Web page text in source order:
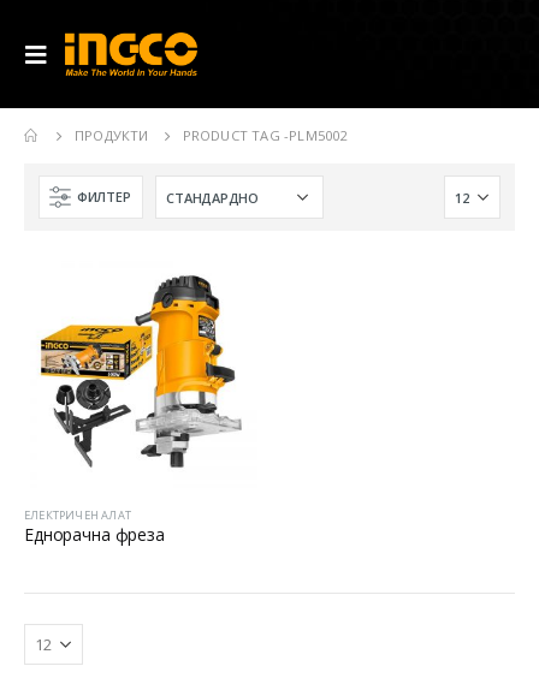
ПРОДУКТИ PRODUCT TAG -PLM5002
ФИЛТЕР
ЕЛЕКТРИЧЕН АЛАТ
Еднорачна фреза